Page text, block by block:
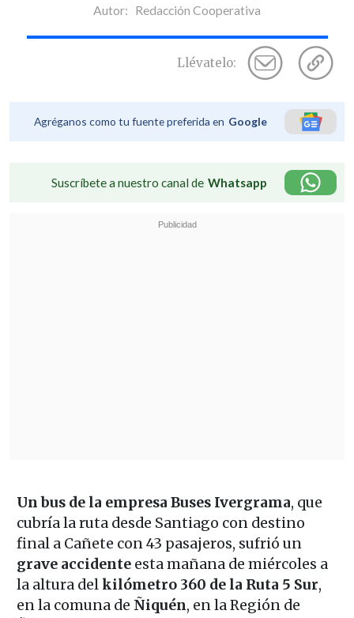
Autor: Redacción Cooperativa
Llévatelo:
Agréganos como tu fuente preferida en Google
Suscríbete a nuestro canal de Whatsapp
Un bus de la empresa Buses Ivergrama, que
cubría la ruta desde Santiago con destino
final a Cañete con 43 pasajeros, sufrió un
grave accidenteesta mañana de miércoles a
la altura delkilómetro 360 de la Ruta 5 Sur,
en la comuna de Ñiquén, en la Región de